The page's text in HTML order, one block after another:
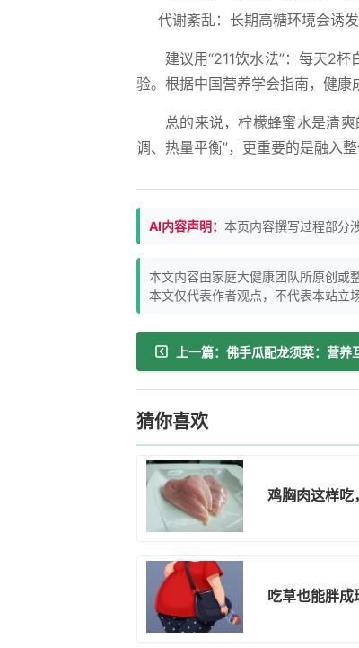
代谢紊乱：长期高糖环境会诱
建议用“211饮水法”：每天2
验。根据中国营养学会指南，健康
总的来说，柠檬蜂蜜水是清
调、热量平衡”，更重要的是融入
AI内容声明： 本页内容撰写过程部分
本文内容由家庭大健康团队所原创或
本文仅代表作者观点，不代表本站立
猜你喜欢
鸡胸肉这样吃
吃草也能胖